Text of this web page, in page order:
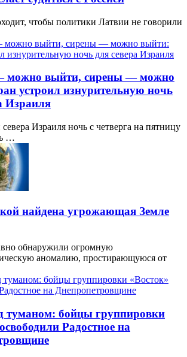
чтобы политики Латвии не говорили
можно выйти, сирены — можно
устроил изнурительную ночь
Израиля
Израиля ночь с четверга на пятницу
…
найдена угрожающая Земле
обнаружили огромную
аномалию, простирающуюся от
туманом: бойцы группировки
Радостное на